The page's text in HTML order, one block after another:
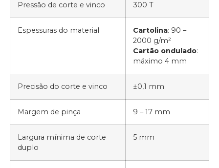
Pressão de corte e vinco 300 T
Espessuras do material Cartolina: 90 –
2000 g/m²
Cartão ondulado:
máximo 4 mm
Precisão do corte e vinco ±0,1 mm
Margem de pinça 9 – 17 mm
Largura mínima de corte
duplo
5 mm